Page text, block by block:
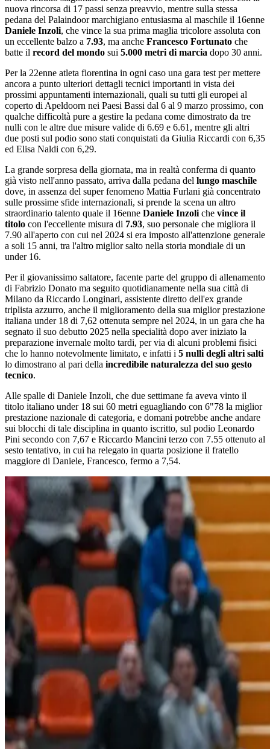
nuova rincorsa di 17 passi senza preavvio, mentre sulla stessa
pedana del Palaindoor marchigiano entusiasma al maschile il 16enne
Daniele Inzoli, che vince la sua prima maglia tricolore assoluta con
un eccellente balzo a 7.93, ma anche Francesco Fortunato che
batte il record del mondo sui 5.000 metri di marcia dopo 30 anni.
Per la 22enne atleta fiorentina in ogni caso una gara test per mettere
ancora a punto ulteriori dettagli tecnici importanti in vista dei
prossimi appuntamenti internazionali, quali su tutti gli europei al
coperto di Apeldoorn nei Paesi Bassi dal 6 al 9 marzo prossimo, con
qualche difficoltà pure a gestire la pedana come dimostrato da tre
nulli con le altre due misure valide di 6.69 e 6.61, mentre gli altri
due posti sul podio sono stati conquistati da Giulia Riccardi con 6,35
ed Elisa Naldi con 6,29.
La grande sorpresa della giornata, ma in realtà conferma di quanto
già visto nell'anno passato, arriva dalla pedana del lungo maschile
dove, in assenza del super fenomeno Mattia Furlani già concentrato
sulle prossime sfide internazionali, si prende la scena un altro
straordinario talento quale il 16enne Daniele Inzoli che vince il
titolo con l'eccellente misura di 7.93, suo personale che migliora il
7.90 all'aperto con cui nel 2024 si era imposto all'attenzione generale
a soli 15 anni, tra l'altro miglior salto nella storia mondiale di un
under 16.
Per il giovanissimo saltatore, facente parte del gruppo di allenamento
di Fabrizio Donato ma seguito quotidianamente nella sua città di
Milano da Riccardo Longinari, assistente diretto dell'ex grande
triplista azzurro, anche il miglioramento della sua miglior prestazione
italiana under 18 di 7,62 ottenuta sempre nel 2024, in un gara che ha
segnato il suo debutto 2025 nella specialità dopo aver iniziato la
preparazione invernale molto tardi, per via di alcuni problemi fisici
che lo hanno notevolmente limitato, e infatti i 5 nulli degli altri salti
lo dimostrano al pari della incredibile naturalezza del suo gesto
tecnico.
Alle spalle di Daniele Inzoli, che due settimane fa aveva vinto il
titolo italiano under 18 sui 60 metri eguagliando con 6"78 la miglior
prestazione nazionale di categoria, e domani potrebbe anche andare
sui blocchi di tale disciplina in quanto iscritto, sul podio Leonardo
Pini secondo con 7,67 e Riccardo Mancini terzo con 7.55 ottenuto al
sesto tentativo, in cui ha relegato in quarta posizione il fratello
maggiore di Daniele, Francesco, fermo a 7,54.